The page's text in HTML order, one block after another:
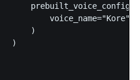
voice_name="Kore"
)
)